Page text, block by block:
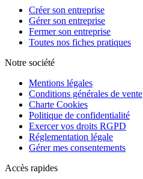
Créer son entreprise
Gérer son entreprise
Fermer son entreprise
Toutes nos fiches pratiques
Notre société
Mentions légales
Conditions générales de vente
Charte Cookies
Politique de confidentialité
Exercer vos droits RGPD
Réglementation légale
Gérer mes consentements
Accès rapides